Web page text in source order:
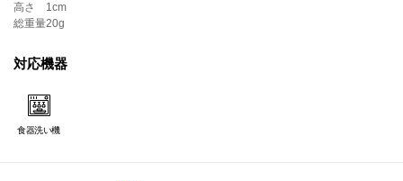
高さ
1cm
総重量20g
対応機器
食器洗い機